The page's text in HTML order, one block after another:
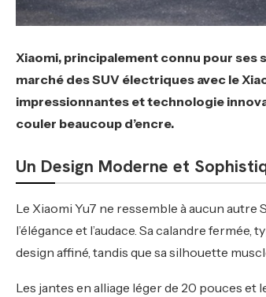
Xiaomi, principalement connu pour
marché des SUV électriques avec le
impressionnantes et technologie
couler beaucoup d’encre.
Un Design Moderne et
Le Xiaomi Yu7 ne ressemble à aucun
l’élégance et l’audace. Sa calandre
design affiné, tandis que sa silhouette
Les jantes en alliage léger de 20 pouces